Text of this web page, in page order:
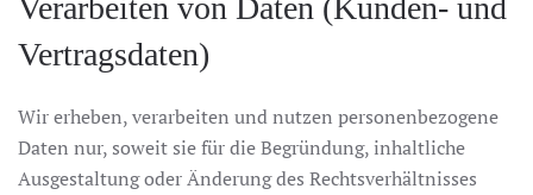
Verarbeiten von Daten (Kunden- und
Vertragsdaten)
Wir erheben, verarbeiten und nutzen personenbezogene
Daten nur, soweit sie für die Begründung, inhaltliche
Ausgestaltung oder Änderung des Rechtsverhältnisses